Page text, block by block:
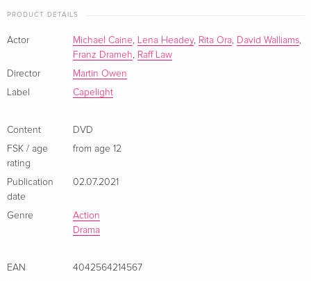
Crispin Losberne (David Walliams) ein gestohlenes Gemälde
abnehmen will. Ein Plan, für den Twist genau der Richtige zu
sein scheint...
PRODUCT DETAILS
Actor Michael Caine, Lena Headey, Rita Ora, David Walliams,
Franz Drameh, Raff Law
Director
Martin Owen
Label
Capelight
Content
DVD
FSK / age
rating
from age 12
Publication
date
02.07.2021
Genre
Action
Drama
EAN
4042564214567